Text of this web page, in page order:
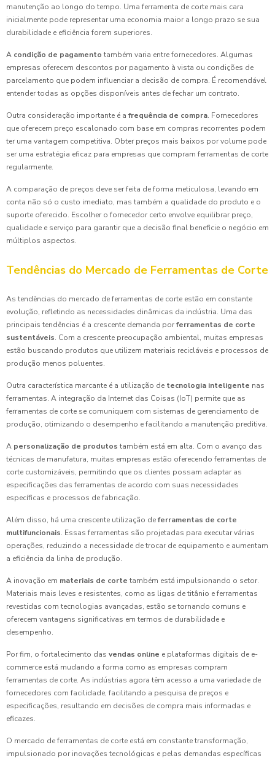
manutenção ao longo do tempo. Uma ferramenta de corte mais cara
inicialmente pode representar uma economia maior a longo prazo se sua
durabilidade e eficiência forem superiores.
A condição de pagamento também varia entre fornecedores. Algumas
empresas oferecem descontos por pagamento à vista ou condições de
parcelamento que podem influenciar a decisão de compra. É recomendável
entender todas as opções disponíveis antes de fechar um contrato.
Outra consideração importante é a frequência de compra. Fornecedores
que oferecem preço escalonado com base em compras recorrentes podem
ter uma vantagem competitiva. Obter preços mais baixos por volume pode
ser uma estratégia eficaz para empresas que compram ferramentas de corte
regularmente.
A comparação de preços deve ser feita de forma meticulosa, levando em
conta não só o custo imediato, mas também a qualidade do produto e o
suporte oferecido. Escolher o fornecedor certo envolve equilibrar preço,
qualidade e serviço para garantir que a decisão final beneficie o negócio em
múltiplos aspectos.
Tendências do Mercado de Ferramentas de Corte
As tendências do mercado de ferramentas de corte estão em constante
evolução, refletindo as necessidades dinâmicas da indústria. Uma das
principais tendências é a crescente demanda porferramentas de corte
sustentáveis. Com a crescente preocupação ambiental, muitas empresas
estão buscando produtos que utilizem materiais recicláveis e processos de
produção menos poluentes.
Outra característica marcante é a utilização de tecnologia inteligente nas
ferramentas. A integração da Internet das Coisas (IoT) permite que as
ferramentas de corte se comuniquem com sistemas de gerenciamento de
produção, otimizando o desempenho e facilitando a manutenção preditiva.
A personalização de produtos também está em alta. Com o avanço das
técnicas de manufatura, muitas empresas estão oferecendo ferramentas de
corte customizáveis, permitindo que os clientes possam adaptar as
especificações das ferramentas de acordo com suas necessidades
específicas e processos de fabricação.
Além disso, há uma crescente utilização deferramentas de corte
multifuncionais. Essas ferramentas são projetadas para executar várias
operações, reduzindo a necessidade de trocar de equipamento e aumentam
a eficiência da linha de produção.
A inovação em materiais de corte também está impulsionando o setor.
Materiais mais leves e resistentes, como as ligas de titânio e ferramentas
revestidas com tecnologias avançadas, estão se tornando comuns e
oferecem vantagens significativas em termos de durabilidade e
desempenho.
Por fim, o fortalecimento das vendas online e plataformas digitais de e-
commerce está mudando a forma como as empresas compram
ferramentas de corte. As indústrias agora têm acesso a uma variedade de
fornecedores com facilidade, facilitando a pesquisa de preços e
especificações, resultando em decisões de compra mais informadas e
eficazes.
O mercado de ferramentas de corte está em constante transformação,
impulsionado por inovações tecnológicas e pelas demandas específicas